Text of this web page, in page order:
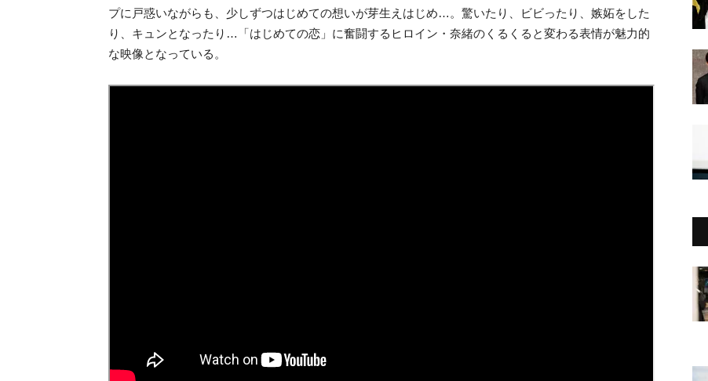
プに戸惑いながらも、少しずつはじめての想いが芽生えはじめ…。驚いたり、ビビったり、嫉妬をした
り、キュンとなったり…「はじめての恋」に奮闘するヒロイン・奈緒のくるくると変わる表情が魅力的
な映像となっている。